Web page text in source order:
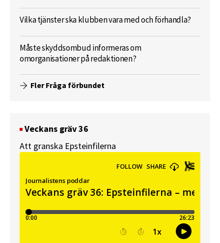
Vilka tjänster ska klubben vara med och förhandla?
Måste skyddsombud informeras om
omorganisationer på redaktionen?
Fler Fråga förbundet
Veckans gräv 36
Att granska Epsteinfilerna